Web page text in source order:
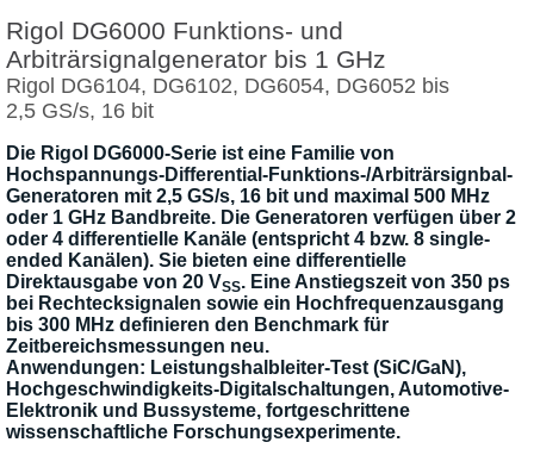
Rigol DG6000 Funktions- und
Arbiträrsignalgenerator bis 1 GHz
Rigol DG6104, DG6102, DG6054, DG6052 bis
2,5 GS/s, 16 bit
Die Rigol DG6000-Serie ist eine Familie von
Hochspannungs-Differential-Funktions-/Arbiträrsignbal-
Generatoren mit 2,5 GS/s, 16 bit und maximal 500 MHz
oder 1 GHz Bandbreite. Die Generatoren verfügen über 2
oder 4 differentielle Kanäle (entspricht 4 bzw. 8 single-
ended Kanälen). Sie bieten eine differentielle
Direktausgabe von 20 VSS. Eine Anstiegszeit von 350 ps
bei Rechtecksignalen sowie ein Hochfrequenzausgang
bis 300 MHz definieren den Benchmark für
Zeitbereichsmessungen neu.
Anwendungen: Leistungshalbleiter-Test (SiC/GaN),
Hochgeschwindigkeits-Digitalschaltungen, Automotive-
Elektronik und Bussysteme, fortgeschrittene
wissenschaftliche Forschungsexperimente.